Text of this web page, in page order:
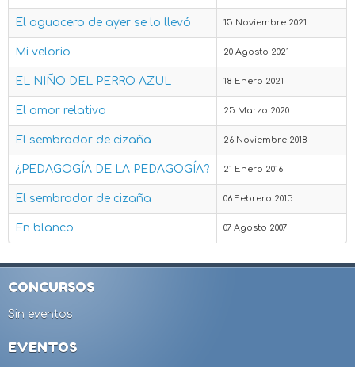
El aguacero de ayer se lo llevó 15 Noviembre 2021
Mi velorio 20 Agosto 2021
EL NIÑO DEL PERRO AZUL 18 Enero 2021
El amor relativo 25 Marzo 2020
El sembrador de cizaña 26 Noviembre 2018
¿PEDAGOGÍA DE LA PEDAGOGÍA? 21 Enero 2016
El sembrador de cizaña 06 Febrero 2015
En blanco 07 Agosto 2007
CONCURSOS
Sin eventos
EVENTOS